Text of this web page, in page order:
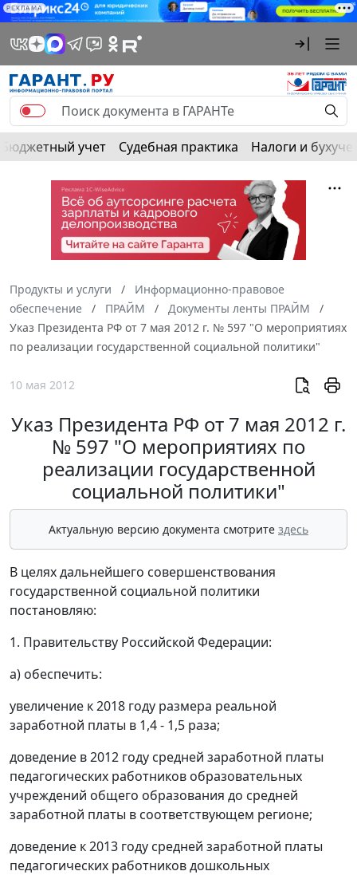
РЕКЛАМА
Бюджетный учет Судебная практика Налоги и
Продукты и услуги
Информационно-правовое
обеспечение
ПРАЙМ
Документы ленты ПРАЙМ
Указ Президента РФ от 7 мая 2012 г. № 597 "О мероприятиях
по реализации государственной социальной политики"
10 мая 2012
Указ Президента РФ от 7 мая 2012 г.
№ 597 "О мероприятиях по
реализации государственной
социальной политики"
Актуальную версию документа смотрите здесь
В целях дальнейшего совершенствования
государственной социальной политики
постановляю:
1. Правительству Российской Федерации:
а) обеспечить:
увеличение к 2018 году размера реальной
заработной платы в 1,4 - 1,5 раза;
доведение в 2012 году средней заработной платы
педагогических работников образовательных
учреждений общего образования до средней
заработной платы в соответствующем регионе;
доведение к 2013 году средней заработной платы
педагогических работников дошкольных